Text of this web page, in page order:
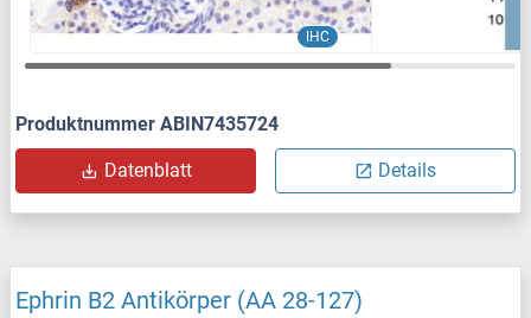
IHC
Produktnummer ABIN7435724
Datenblatt Details
Ephrin B2 Antikörper (AA 28-127)